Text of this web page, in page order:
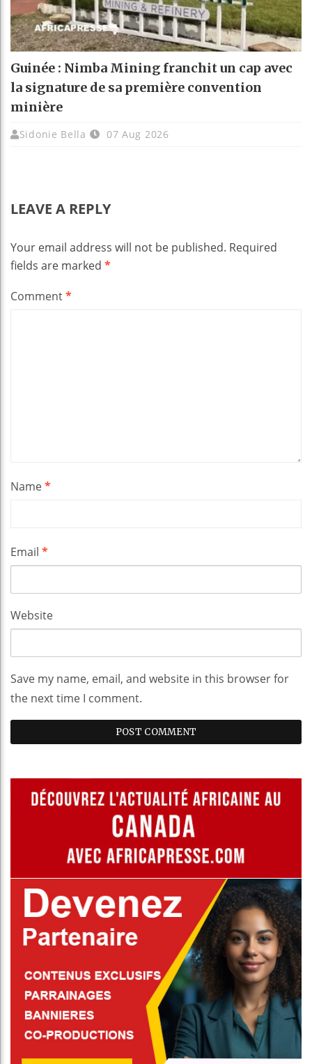
Guinée : Nimba Mining franchit un cap avec
la signature de sa première convention
minière
Sidonie Bella 07 Aug 2026
LEAVE A REPLY
Your email address will not be published. Required
fields are marked *
Comment*
Name*
Email *
Website
Save my name, email, and website in this browser for
the next time I comment.